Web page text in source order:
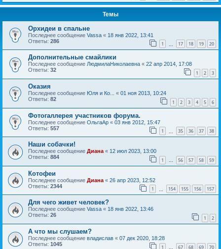
Темы
Орхидеи в спальне
Последнее сообщение Vassa « 18 янв 2022, 13:41
Ответы: 286 1 17 18 19 20
Дополнительные смайлики
Последнее сообщение ЛюдмилаНиколаевна « 22 апр 2014, 17:08
Ответы: 32 1 2 3
Оказия
Последнее сообщение Юля и Ко... « 01 ноя 2013, 10:24
Ответы: 82 1 2 3 4 5 6
Фотогаллерея участников форума.
Последнее сообщение ОльгаАр « 03 янв 2012, 15:47
Ответы: 557 1 35 36 37 38
Наши собачки!
Последнее сообщение Диана « 12 июл 2023, 13:00
Ответы: 884 1 … 56 57 58 59
Котофеи
Последнее сообщение Диана « 26 апр 2023, 12:52
Ответы: 2344 1 154 155 156 157
Для чего живет человек?
Последнее сообщение Vassa « 18 янв 2022, 13:46
Ответы: 26 1 2
А что мы слушаем?
Последнее сообщение владислав « 07 дек 2020, 18:28
Ответы: 1045 1 … 67 68 69 70